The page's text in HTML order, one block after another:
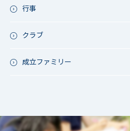
アース・プロジェクト
今日の1枚～ｸﾗｽ&ｸﾗﾌﾞ編～
行事
成立祭（文化祭）
クラブ
軟式野球
女子バスケットボール
男女バスケットボール（中学）
成立ファミリー